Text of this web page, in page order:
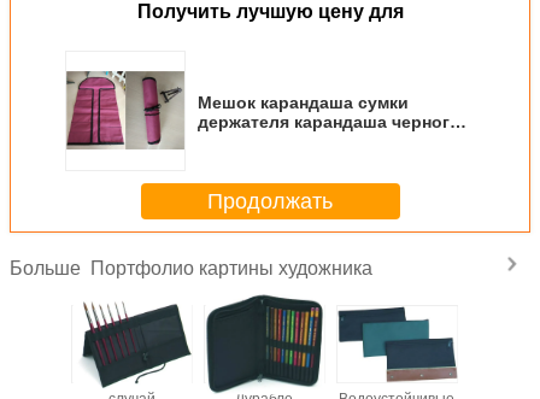
Получить лучшую цену для
Мешок карандаша сумки
держателя карандаша черного/
Продолжать
Больше Портфолио картины художника